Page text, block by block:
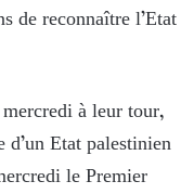
de reconnaître l’Etat
à leur tour,
d’un Etat palestinien
le Premier